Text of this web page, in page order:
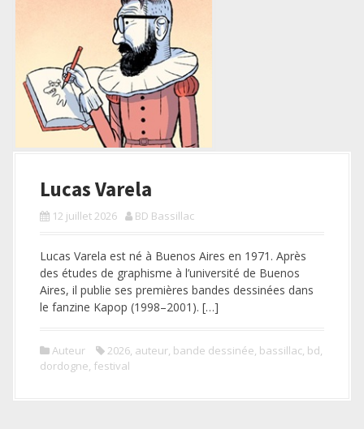
Lucas Varela
12 juillet 2026 BD Bassillac
Lucas Varela est né à Buenos Aires en 1971. Après
des études de graphisme à l’université de Buenos
Aires, il publie ses premières bandes dessinées dans
le fanzine Kapop (1998–2001). […]
Auteur 2026, auteur, bande dessinée, bassillac, bd,
dordogne, festival